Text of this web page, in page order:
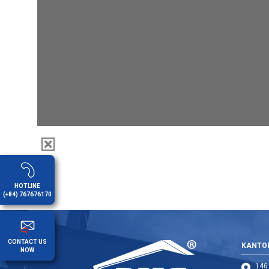
HOTLINE
(+84) 767676170
CONTACT US
NOW